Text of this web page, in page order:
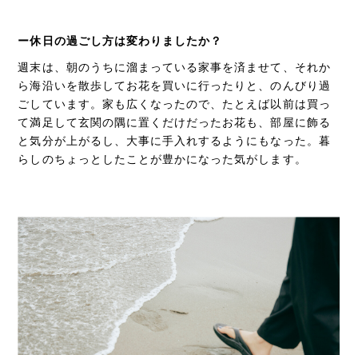
ー休日の過ごし方は変わりましたか？
週末は、朝のうちに溜まっている家事を済ませて、それか
ら海沿いを散歩してお花を買いに行ったりと、のんびり過
ごしています。家も広くなったので、たとえば以前は買っ
て満足して玄関の隅に置くだけだったお花も、部屋に飾る
と気分が上がるし、大事に手入れするようにもなった。暮
らしのちょっとしたことが豊かになった気がします。